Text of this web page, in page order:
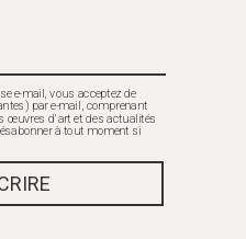
e-mail, vous acceptez de
par e-mail, comprenant
œuvres d'art et des actualités
à tout moment si